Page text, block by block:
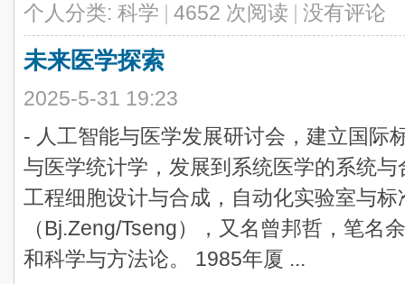
个人分类: 科学 | 4652 次阅读 | 没有评论
未来医学探索
2025-5-31 19:23
- 人工智能与医学发展研讨会，建立国际
与医学统计学，发展到系统医学的系统
工程细胞设计与合成，自动化实验室与
（Bj.Zeng/Tseng），又名曾邦哲，笔名
和科学与方法论。 1985年厦 ...